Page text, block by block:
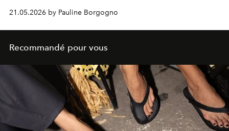
et le monde.
21.05.2026 by Pauline Borgogno
Recommandé pour vous